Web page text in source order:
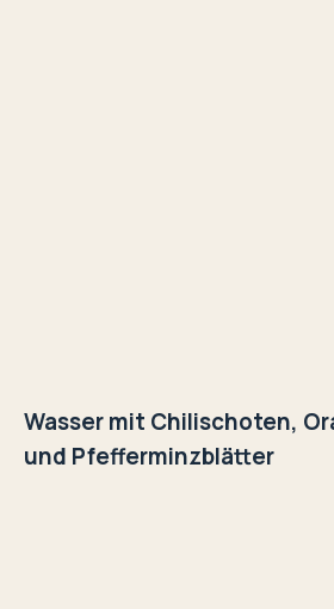
Wasser mit Chilischoten,
und Pfefferminzblätter